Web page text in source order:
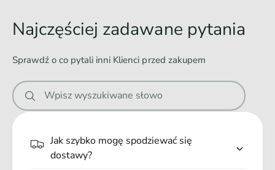
miękkie, nie powodują otarć
mocny zatrzask; modny design
trwała tkanina
wykonane z najwyższej jakości materiałów
produkt objęty jest 3 letnią gwarancją
w
i
e
Najczęściej zadawane pytania
Sprawdź o co pytali inni Klienci przed zakupem
Wpisz wyszukiwane słowo
Jak szybko mogę spodziewać się
dostawy?